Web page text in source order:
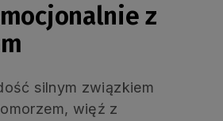
z
silnym związkiem
więź z